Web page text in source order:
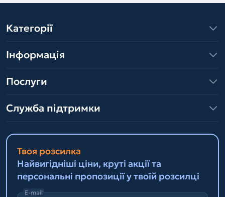
Категорії
Інформація
Послуги
Служба підтримки
Твоя розсилка
Найвигідніші ціни, круті акції та
персональні пропозиції у твоїй розсилці
E-mail